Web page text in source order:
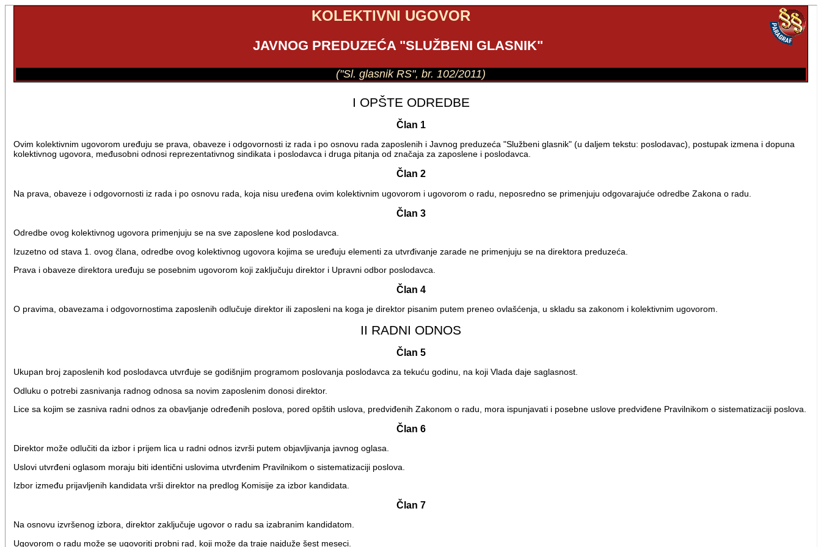
KOLEKTIVNI UGOVOR
JAVNOG PREDUZEĆA "SLUŽBENI GLASNIK"
("Sl. glasnik RS", br. 102/2011)
I OPŠTE ODREDBE
Član 1
Ovim kolektivnim ugovorom uređuju se prava, obaveze i odgovornosti iz rada i po osnovu rada zaposlenih i Javnog preduzeća "Službeni glasnik" (u daljem tekstu: poslodavac), postupak izmena i dopuna
kolektivnog ugovora, međusobni odnosi reprezentativnog sindikata i poslodavca i druga pitanja od značaja za zaposlene i poslodavca.
Član 2
Na prava, obaveze i odgovornosti iz rada i po osnovu rada, koja nisu uređena ovim kolektivnim ugovorom i ugovorom o radu, neposredno se primenjuju odgovarajuće odredbe Zakona o radu.
Član 3
Odredbe ovog kolektivnog ugovora primenjuju se na sve zaposlene kod poslodavca.
Izuzetno od stava 1. ovog člana, odredbe ovog kolektivnog ugovora kojima se uređuju elementi za utvrđivanje zarade ne primenjuju se na direktora preduzeća.
Prava i obaveze direktora uređuju se posebnim ugovorom koji zaključuju direktor i Upravni odbor poslodavca.
Član 4
O pravima, obavezama i odgovornostima zaposlenih odlučuje direktor ili zaposleni na koga je direktor pisanim putem preneo ovlašćenja, u skladu sa zakonom i kolektivnim ugovorom.
II RADNI ODNOS
Član 5
Ukupan broj zaposlenih kod poslodavca utvrđuje se godišnjim programom poslovanja poslodavca za tekuću godinu, na koji Vlada daje saglasnost.
Odluku o potrebi zasnivanja radnog odnosa sa novim zaposlenim donosi direktor.
Lice sa kojim se zasniva radni odnos za obavljanje određenih poslova, pored opštih uslova, predviđenih Zakonom o radu, mora ispunjavati i posebne uslove predviđene Pravilnikom o sistematizaciji poslova.
Član 6
Direktor može odlučiti da izbor i prijem lica u radni odnos izvrši putem objavljivanja javnog oglasa.
Uslovi utvrđeni oglasom moraju biti identični uslovima utvrđenim Pravilnikom o sistematizaciji poslova.
Izbor između prijavljenih kandidata vrši direktor na predlog Komisije za izbor kandidata.
Član 7
Na osnovu izvršenog izbora, direktor zaključuje ugovor o radu sa izabranim kandidatom.
Ugovorom o radu može se ugovoriti probni rad, koji može da traje najduže šest meseci.